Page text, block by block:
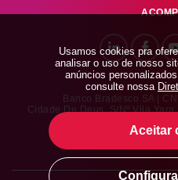
Usamos cookies pra
analisar o uso de nosso
anúncios
consulte nossa
Aceitar
Banco Bradesco SA |
Cidade De Deus, S/nº Vila